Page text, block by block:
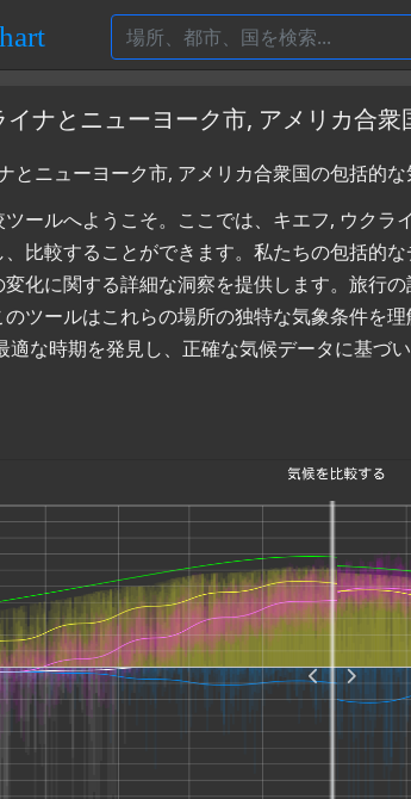
イナとニューヨーク市, アメリカ合衆
とニューヨーク市, アメリカ合衆国の包括的
ールへようこそ。ここでは、キエフ, ウクラ
比較することができます。私たちの包括的
化に関する詳細な洞察を提供します。旅行
ツールはこれらの場所の独特な気象条件を
適な時期を発見し、正確な気候データに基づ